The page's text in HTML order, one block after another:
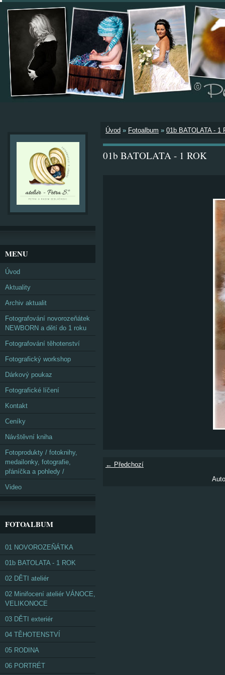
Úvod » Fotoalbum » 01b BATOLATA - 1
01b BATOLATA - 1 ROK
← Předchozí
MENU
Úvod
Aktuality
Archiv aktualit
Fotografování novorozeňátek
NEWBORN a dětí do 1 roku
Fotografování těhotenství
Fotografický workshop
Dárkový poukaz
Fotografické líčení
Kontakt
Ceníky
Návštěvní kniha
Fotoprodukty / fotoknihy,
medailonky, fotografie,
přáníčka a pohledy /
Video
FOTOALBUM
01 NOVOROZEŇÁTKA
01b BATOLATA - 1 ROK
02 DĚTI ateliér
02 Minifocení ateliér VÁNOCE,
VELIKONOCE
03 DĚTI exteriér
04 TĚHOTENSTVÍ
05 RODINA
06 PORTRÉT